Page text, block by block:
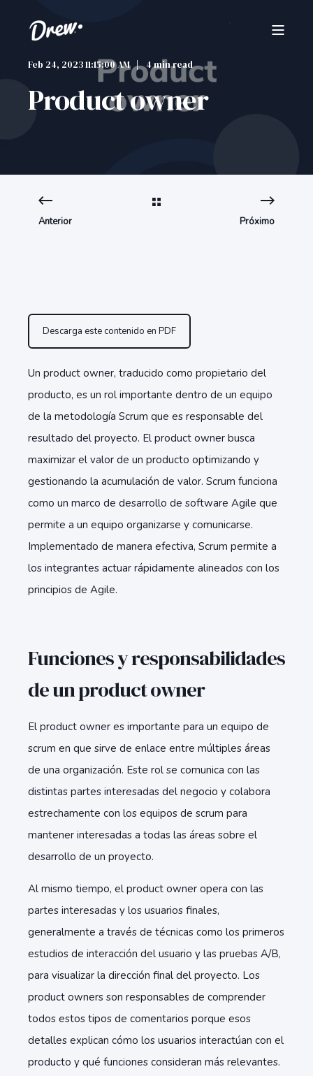
Feb 24, 2023 11:15:00 AM 4 min read
Product owner
Anterior Próximo
Descarga este contenido en PDF
Un product owner, traducido como propietario del
producto, es un rol importante dentro de un equipo
de la metodología Scrum que es responsable del
resultado del proyecto. El product owner busca
maximizar el valor de un producto optimizando y
gestionando la acumulación de valor. Scrum funciona
como un marco de desarrollo de software Agile que
permite a un equipo organizarse y comunicarse.
Implementado de manera efectiva, Scrum permite a
los integrantes actuar rápidamente alineados con los
principios de Agile.
Funciones y responsabilidades
de un product owner
El product owner es importante para un equipo de
scrum en que sirve de enlace entre múltiples áreas
de una organización. Este rol se comunica con las
distintas partes interesadas del negocio y colabora
estrechamente con los equipos de scrum para
mantener interesadas a todas las áreas sobre el
desarrollo de un proyecto.
Al mismo tiempo, el product owner opera con las
partes interesadas y los usuarios finales,
generalmente a través de técnicas como los primeros
estudios de interacción del usuario y las pruebas A/B,
para visualizar la dirección final del proyecto. Los
product owners son responsables de comprender
todos estos tipos de comentarios porque esos
detalles explican cómo los usuarios interactúan con el
producto y qué funciones consideran más relevantes.